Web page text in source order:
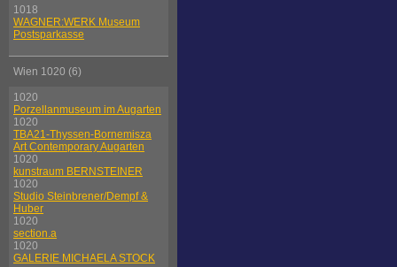
1018
WAGNER:WERK Museum
Postsparkasse
Wien 1020 (6)
1020
Porzellanmuseum im Augarten
1020
TBA21-Thyssen-Bornemisza
Art Contemporary Augarten
1020
kunstraum BERNSTEINER
1020
Studio Steinbrener/Dempf &
Huber
1020
section.a
1020
GALERIE MICHAELA STOCK